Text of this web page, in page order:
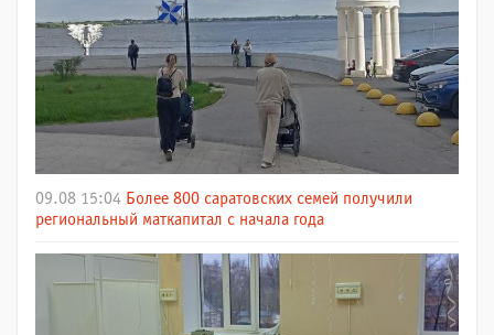
09.08 15:04 Более 800 саратовских семей получили
региональный маткапитал с начала года